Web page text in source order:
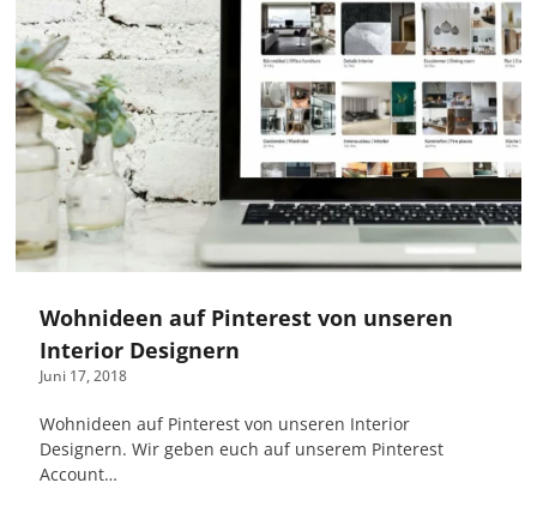
Wohnideen auf Pinterest von unseren
Interior Designern
Juni 17, 2018
Wohnideen auf Pinterest von unseren Interior
Designern. Wir geben euch auf unserem Pinterest
Account…